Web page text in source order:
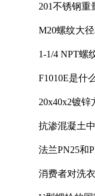
201不锈钢重
M20螺纹大
1-1/4 NPT螺
F1010E是什
20x40x2镀
抗渗混凝土
法兰PN25和
消费者对洗